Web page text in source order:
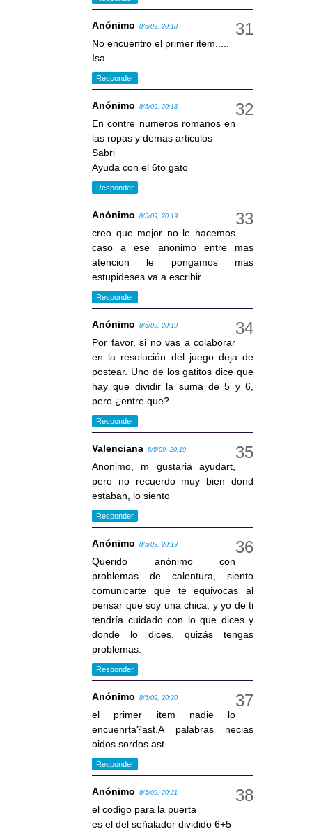
Anónimo 8/5/09, 20:18
No encuentro el primer item.....
Isa
Responder
Anónimo 8/5/09, 20:18
En contre numeros romanos en
las ropas y demas articulos
Sabri
Ayuda con el 6to gato
Responder
Anónimo 8/5/09, 20:19
creo que mejor no le hacemos
caso a ese anonimo entre mas
atencion le pongamos mas
estupideses va a escribir.
Responder
Anónimo 8/5/09, 20:19
Por favor, si no vas a colaborar
en la resolución del juego deja de
postear. Uno de los gatitos dice que
hay que dividir la suma de 5 y 6,
pero ¿entre que?
Responder
Valenciana 8/5/09, 20:19
Anonimo, m gustaria ayudart,
pero no recuerdo muy bien dond
estaban, lo siento
Responder
Anónimo 8/5/09, 20:19
Querido anónimo con
problemas de calentura, siento
comunicarte que te equivocas al
pensar que soy una chica, y yo de ti
tendría cuidado con lo que dices y
donde lo dices, quizás tengas
problemas.
Responder
Anónimo 8/5/09, 20:20
el primer item nadie lo
encuenrta?ast.A palabras necias
oidos sordos ast
Responder
Anónimo 8/5/09, 20:21
el codigo para la puerta
es el del señalador dividido 6+5